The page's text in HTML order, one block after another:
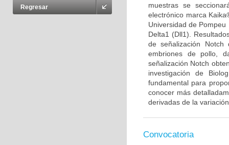
Regresar
muestras se
electrónico marca
Universidad de
Delta1 (Dll1).
de señalización
embriones de pollo,
señalización Notch
investigación de
fundamental para
conocer más
derivadas de la
Convocatoria